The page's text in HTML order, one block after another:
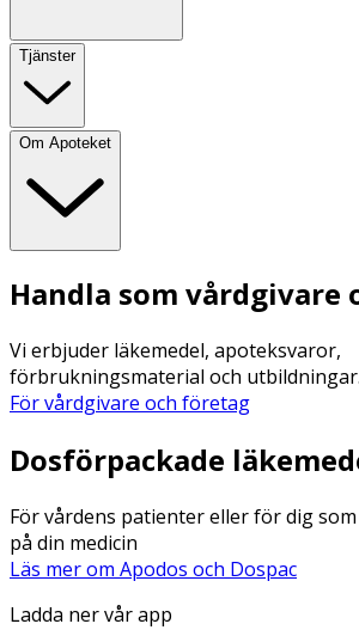
Tjänster
Om Apoteket
Handla som vårdgivare
Vi erbjuder läkemedel, apoteksvaror,
förbrukningsmaterial och utbildningar.
För vårdgivare och företag
Dosförpackade
För vårdens patienter eller för dig
på din medicin
Läs mer om Apodos och Dospac
Ladda ner vår app